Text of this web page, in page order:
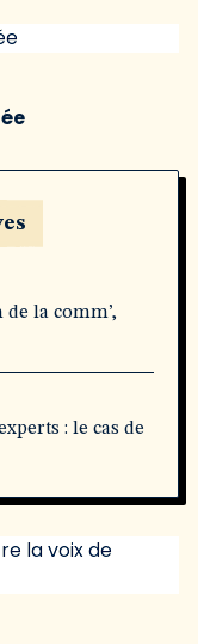
la comm’,
: le cas de